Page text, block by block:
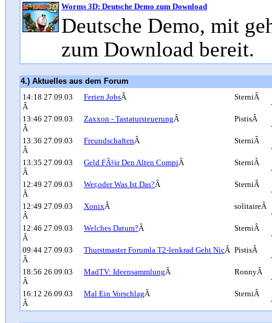
Worms 3D: Deutsche Demo zum Download
Deutsche Demo, mit
zum Download bereit.
4.) Aktuelles aus dem Forum
14:18 27.09.03
Â
Ferien JobsÂ SterniÂ
13:46 27.09.03
Â
Zaxxon - TastatursteuerungÂ PistisÂ
13:36 27.09.03
Â
FreundschaftenÂ SterniÂ
13:35 27.09.03
Â
Geld FÃ¼r Den Alten CompiÂ SterniÂ
12:49 27.09.03
Â
Wer,oder Was Ist Das?Â SterniÂ
12:49 27.09.03
Â
XonixÂ solitaireÂ
12:46 27.09.03
Â
Welches Datum?Â SterniÂ
09:44 27.09.03
Â
Thurstmaster Forumla T2-lenkrad Geht NicÂ PistisÂ
18:56 26.09.03
Â
MadTV: IdeensammlungÂ RonnyÂ
16:12 26.09.03
Â
Mal Ein VorschlagÂ SterniÂ